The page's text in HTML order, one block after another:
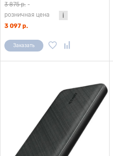
(BHR4412GL), черный
3 875 р. -
розничная цена
3 097 р.
Заказать